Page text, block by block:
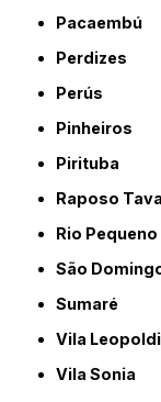
Pacaembú
Perdizes
Perús
Pinheiros
Pirituba
Raposo
Rio Pequeno
São
Sumaré
Vila
Vila Sonia